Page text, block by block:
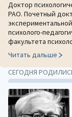
Доктор
РАО. Почетный
психолого-
факультета
Читать дальше
СЕГОДНЯ